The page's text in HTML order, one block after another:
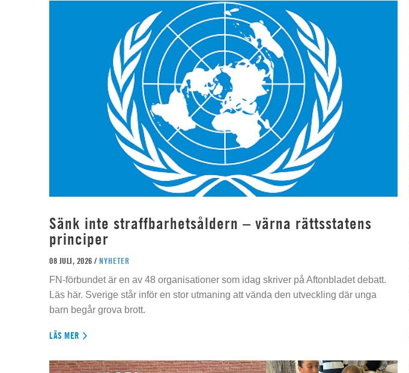
Sänk inte straffbarhetsåldern – värna rättsstatens
principer
08 JULI, 2026 / NYHETER
FN-förbundet är en av 48 organisationer som idag skriver på Aftonbladet debatt.
Läs här. Sverige står inför en stor utmaning att vända den utveckling där unga
barn begår grova brott.
LÄS MER